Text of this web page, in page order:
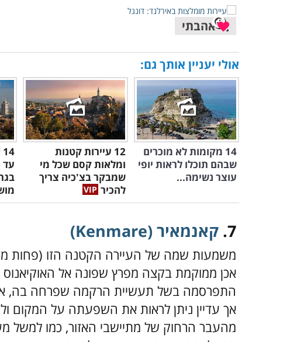
אהבתי
אולי יעניין אותך גם:
14 מקומות לא מוכרים
שבהם תוכלו לראות יופי
עוצר נשימה...
12 עיירות קטנות
ומלאות קסם שכל מי
שמבקר בצ'כיה צריך
להכיר
עד
7. קאנמאיר (Kenmare)
אכן ממוקמת בקצה מפרץ שפונה אל
התפרסמה בשל תעשיית הרקמה שפרחה בה,
אך עדיין ניתן לראות את השפעתה על המקום
מהעבר הרחוק של מתיישבי האזור, כמו למשל